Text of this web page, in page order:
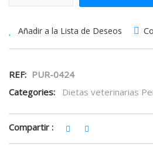
Añadir a la Lista de Deseos
REF: PUR-0424
Categories:
Dietas veterinarias
Compartir :